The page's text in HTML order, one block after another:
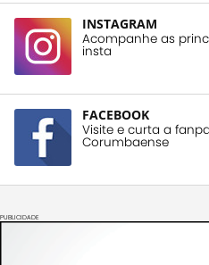
INSTAGRAM
Acompanhe as
insta
FACEBOOK
Visite e curta a
Corumbaense
PUBLICIDADE